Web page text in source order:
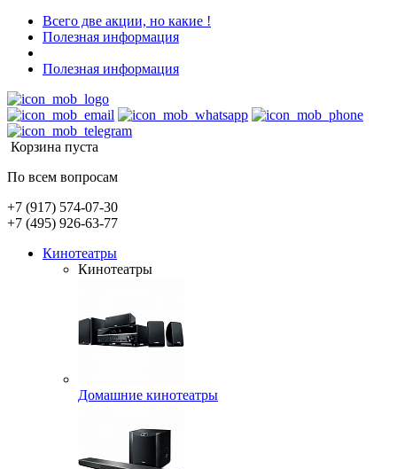
Всего две акции, но какие !
Полезная информация
Полезная информация
Корзина пуста
По всем вопросам
+7 (917) 574-07-30
+7 (495) 926-63-77
Кинотеатры
Кинотеатры
Домашние кинотеатры